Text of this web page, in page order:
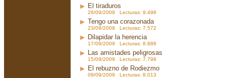
El tiraduros
26/09/2009 Lecturas: 9.498
Tengo una corazonada
23/09/2009 Lecturas: 7.572
Dilapidar la herencia
17/09/2009 Lecturas: 8.888
Las amistades peligrosas
15/09/2009 Lecturas: 7.798
El rebuzno de Rodiezmo
09/09/2009 Lecturas: 8.013